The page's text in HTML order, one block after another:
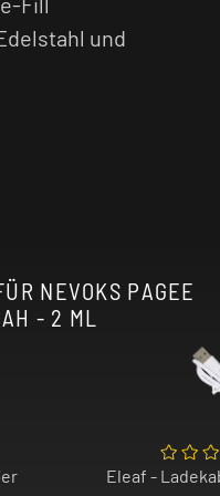
den
musst du die
Bauform und einer
und
NEVOKS PAGEE
- 2 ML
Eleaf -